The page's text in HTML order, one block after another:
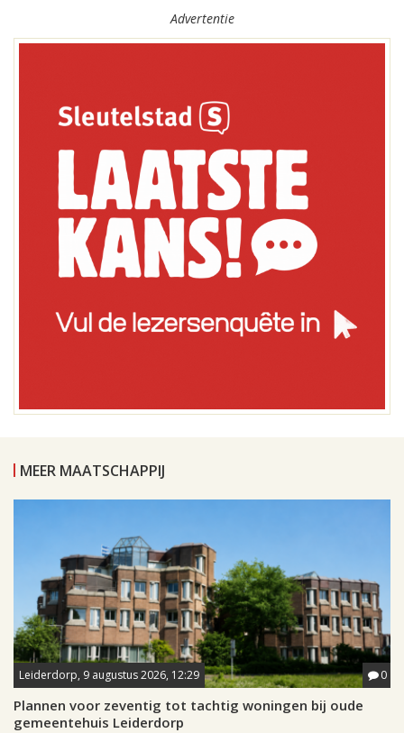
Advertentie
MEER MAATSCHAPPIJ
Leiderdorp, 9 augustus 2026, 12:29 0
Plannen voor zeventig tot tachtig woningen bij oude
gemeentehuis Leiderdorp